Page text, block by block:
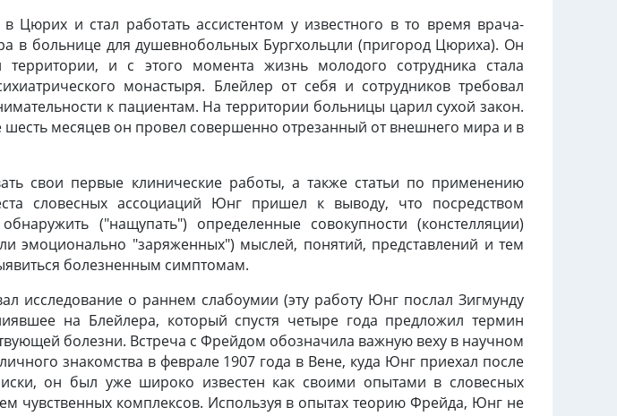
Цюрих и стал работать ассистентом у известного в то время врача-
в больнице для душевнобольных Бургхольцли (пригород Цюриха). Он
территории, и с этого момента жизнь молодого сотрудника стала
монастыря. Блейлер от себя и сотрудников требовал
к пациентам. На территории больницы царил сухой закон.
месяцев он провел совершенно отрезанный от внешнего мира и в
свои первые клинические работы, а также статьи по применению
словесных ассоциаций Юнг пришел к выводу, что посредством
("нащупать") определенные совокупности (констелляции)
эмоционально "заряженных") мыслей, понятий, представлений и тем
болезненным симптомам.
исследование о раннем слабоумии (эту работу Юнг послал Зигмунду
на Блейлера, который спустя четыре года предложил термин
болезни. Встреча с Фрейдом обозначила важную веху в научном
знакомства в феврале 1907 года в Вене, куда Юнг приехал после
он был уже широко известен как своими опытами в словесных
чувственных комплексов. Используя в опытах теорию Фрейда, Юнг не